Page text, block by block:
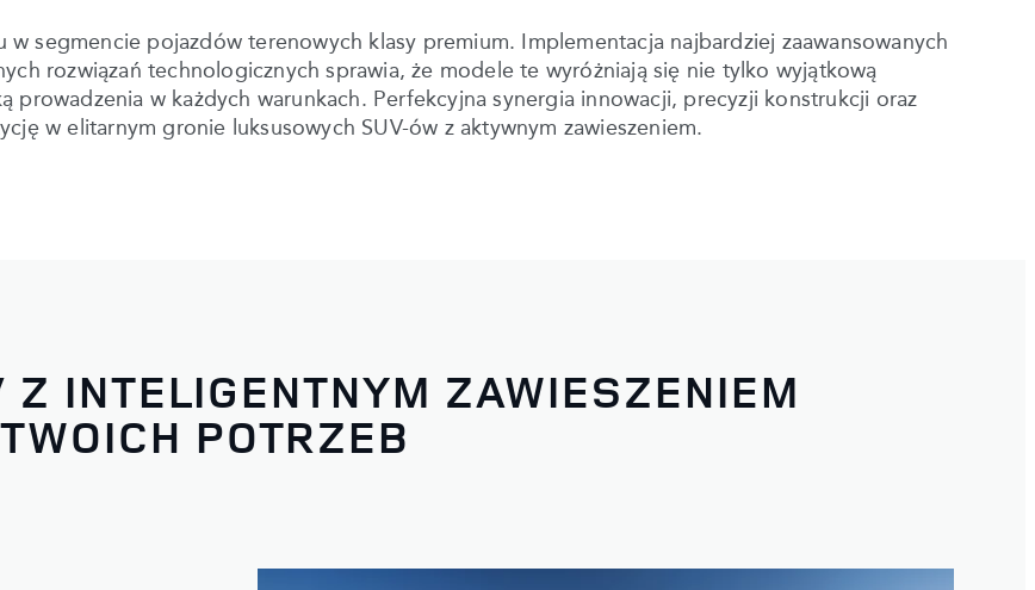
segmencie pojazdów terenowych klasy premium. Implementacja najbardziej zaawansowanych
rozwiązań technologicznych sprawia, że modele te wyróżniają się nie tylko wyjątkową
prowadzenia w każdych warunkach. Perfekcyjna synergia innowacji, precyzji konstrukcji oraz
w elitarnym gronie luksusowych SUV-ów z aktywnym zawieszeniem.
Z INTELIGENTNYM ZAWIESZENIEM
POTRZEB